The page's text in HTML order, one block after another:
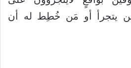
من يتجرأ أو مَن خُطِط له أن